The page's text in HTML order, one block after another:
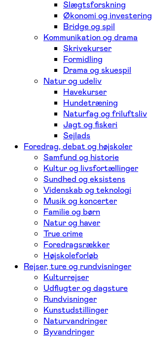
Slægtsforskning
Økonomi og investering
Bridge og spil
Kommunikation og drama
Skrivekurser
Formidling
Drama og skuespil
Natur og udeliv
Havekurser
Hundetræning
Naturfag og friluftsliv
Jagt og fiskeri
Sejlads
Foredrag, debat og højskoler
Samfund og historie
Kultur og livsfortællinger
Sundhed og eksistens
Videnskab og teknologi
Musik og koncerter
Familie og børn
Natur og haver
True crime
Foredragsrækker
Højskoleforløb
Rejser, ture og rundvisninger
Kulturrejser
Udflugter og dagsture
Rundvisninger
Kunstudstillinger
Naturvandringer
Byvandringer